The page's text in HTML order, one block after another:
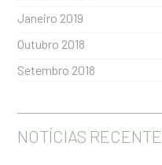
Janeiro 2019
Outubro 2018
Setembro 2018
NOTÍCIAS